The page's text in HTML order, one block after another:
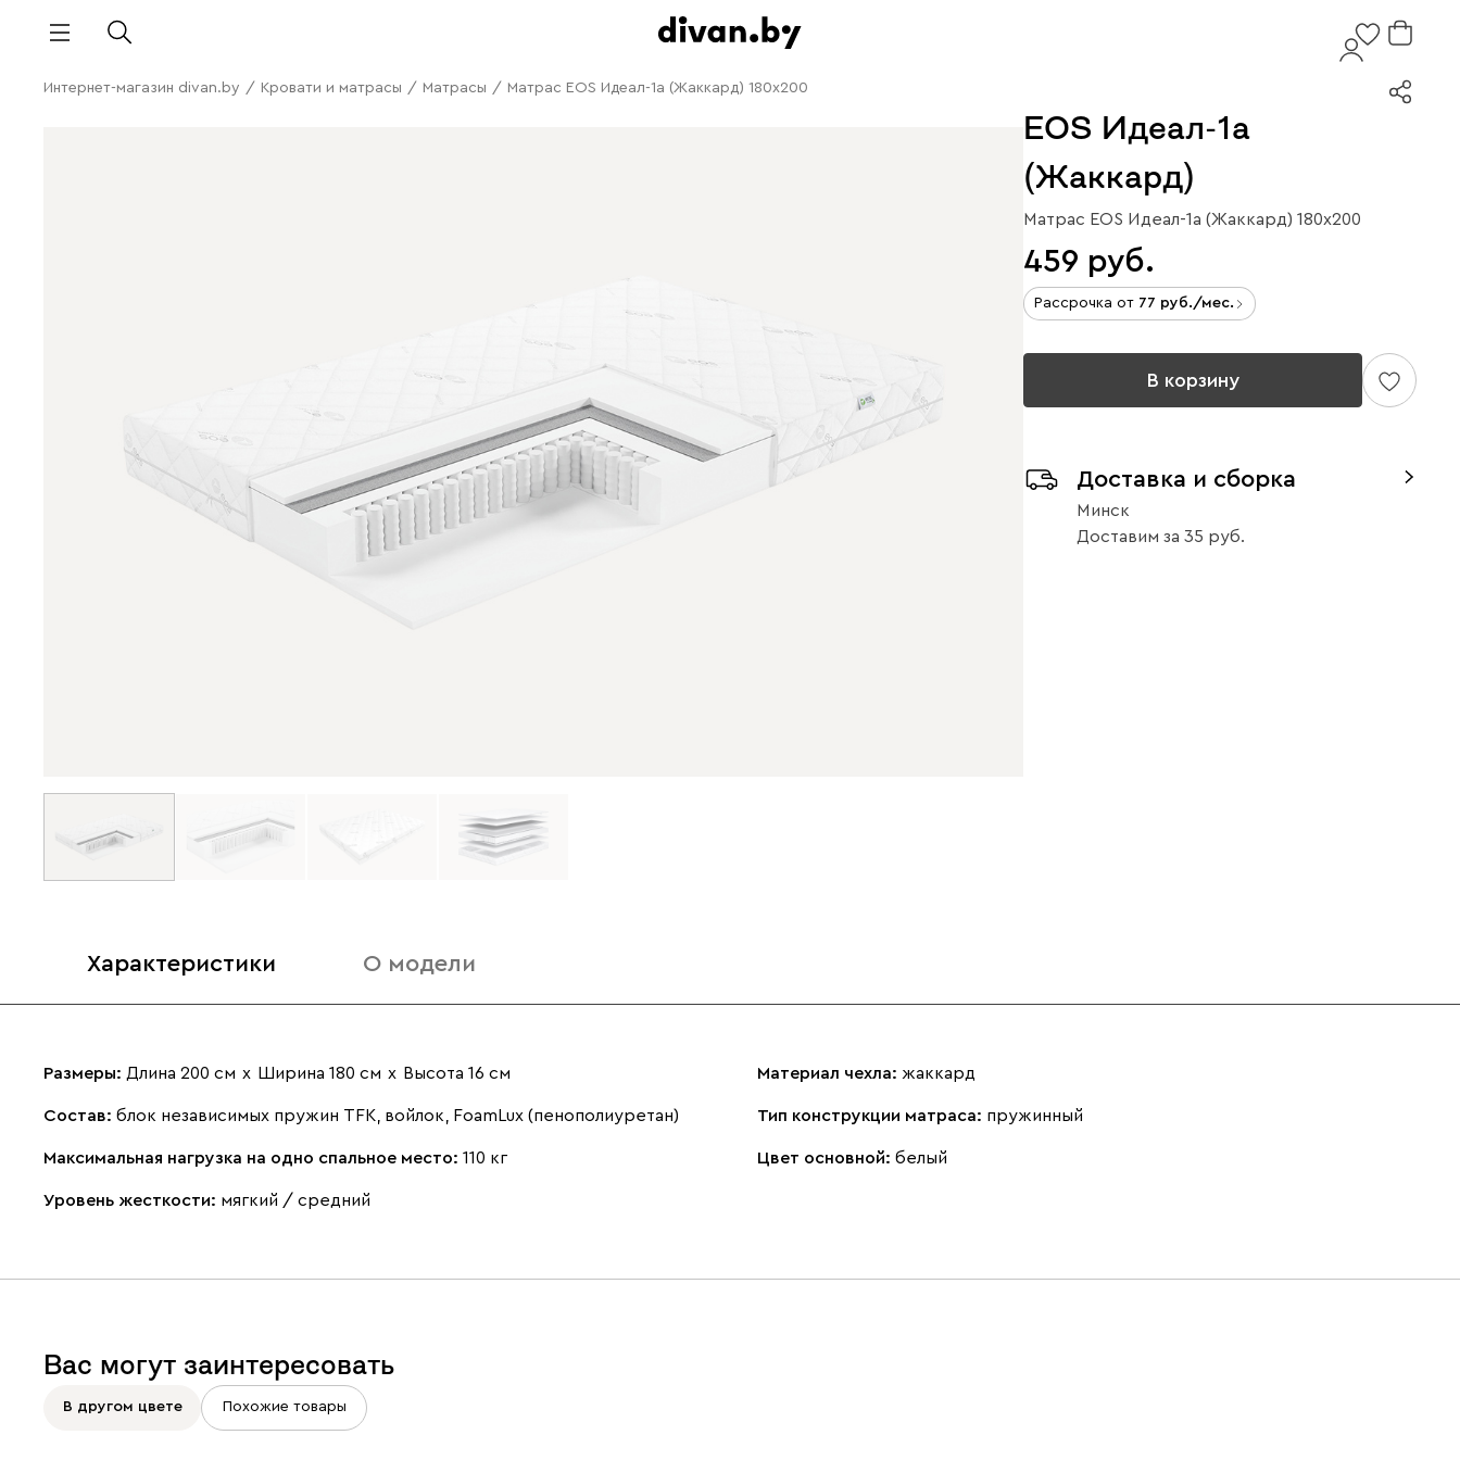
Интернет-магазин divan.by / Кровати и матрасы / Матрасы / Матрас EOS Идеал-1а (Жаккард) 180x200
EOS Идеал-1а
(Жаккард)
Матрас EOS Идеал-1а (Жаккард) 180x200
459
Рассрочка от 77 /мес.
В корзину
Доставка и сборка
Минск
Доставим за 35
Характеристики О модели
Размеры: Длина 200 см х Ширина 180 см х Высота 16 см
Состав: блок независимых пружин TFK, войлок, FoamLux (пенополиуретан)
Максимальная нагрузка на одно спальное место: 110 кг
Уровень жесткости: мягкий / средний
Материал чехла: жаккард
Тип конструкции матраса: пружинный
Цвет основной: белый
Вас могут заинтересовать
В другом цвете Похожие товары